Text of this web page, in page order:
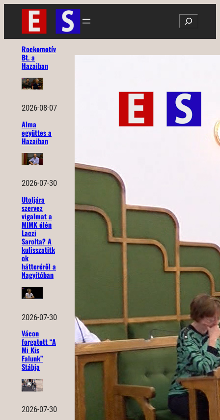
Ugrás
tartalomhoz
Search
Rockomotív
Bt. a
Hazaiban
2026-08-07
Alma
együttes a
Hazaiban
2026-07-30
Utoljára
szervez
vigalmat a
MIMK élén
Laczi
Sarolta? A
kulisszatitk
ok
hátteréről a
Nagyítóban
2026-07-30
Vácon
forgatott “A
Mi Kis
Falunk”
Stábja
2026-07-30